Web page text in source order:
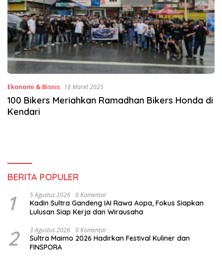
Ekonomi & Bisnis 18 Maret 2025
100 Bikers Meriahkan Ramadhan Bikers Honda di
Kendari
BERITA POPULER
1 5 Agustus 2026 0 Komentar
Kadin Sultra Gandeng IAI Rawa Aopa, Fokus Siapkan
Lulusan Siap Kerja dan Wirausaha
2 3 Agustus 2026 0 Komentar
Sultra Maimo 2026 Hadirkan Festival Kuliner dan
FINSPORA